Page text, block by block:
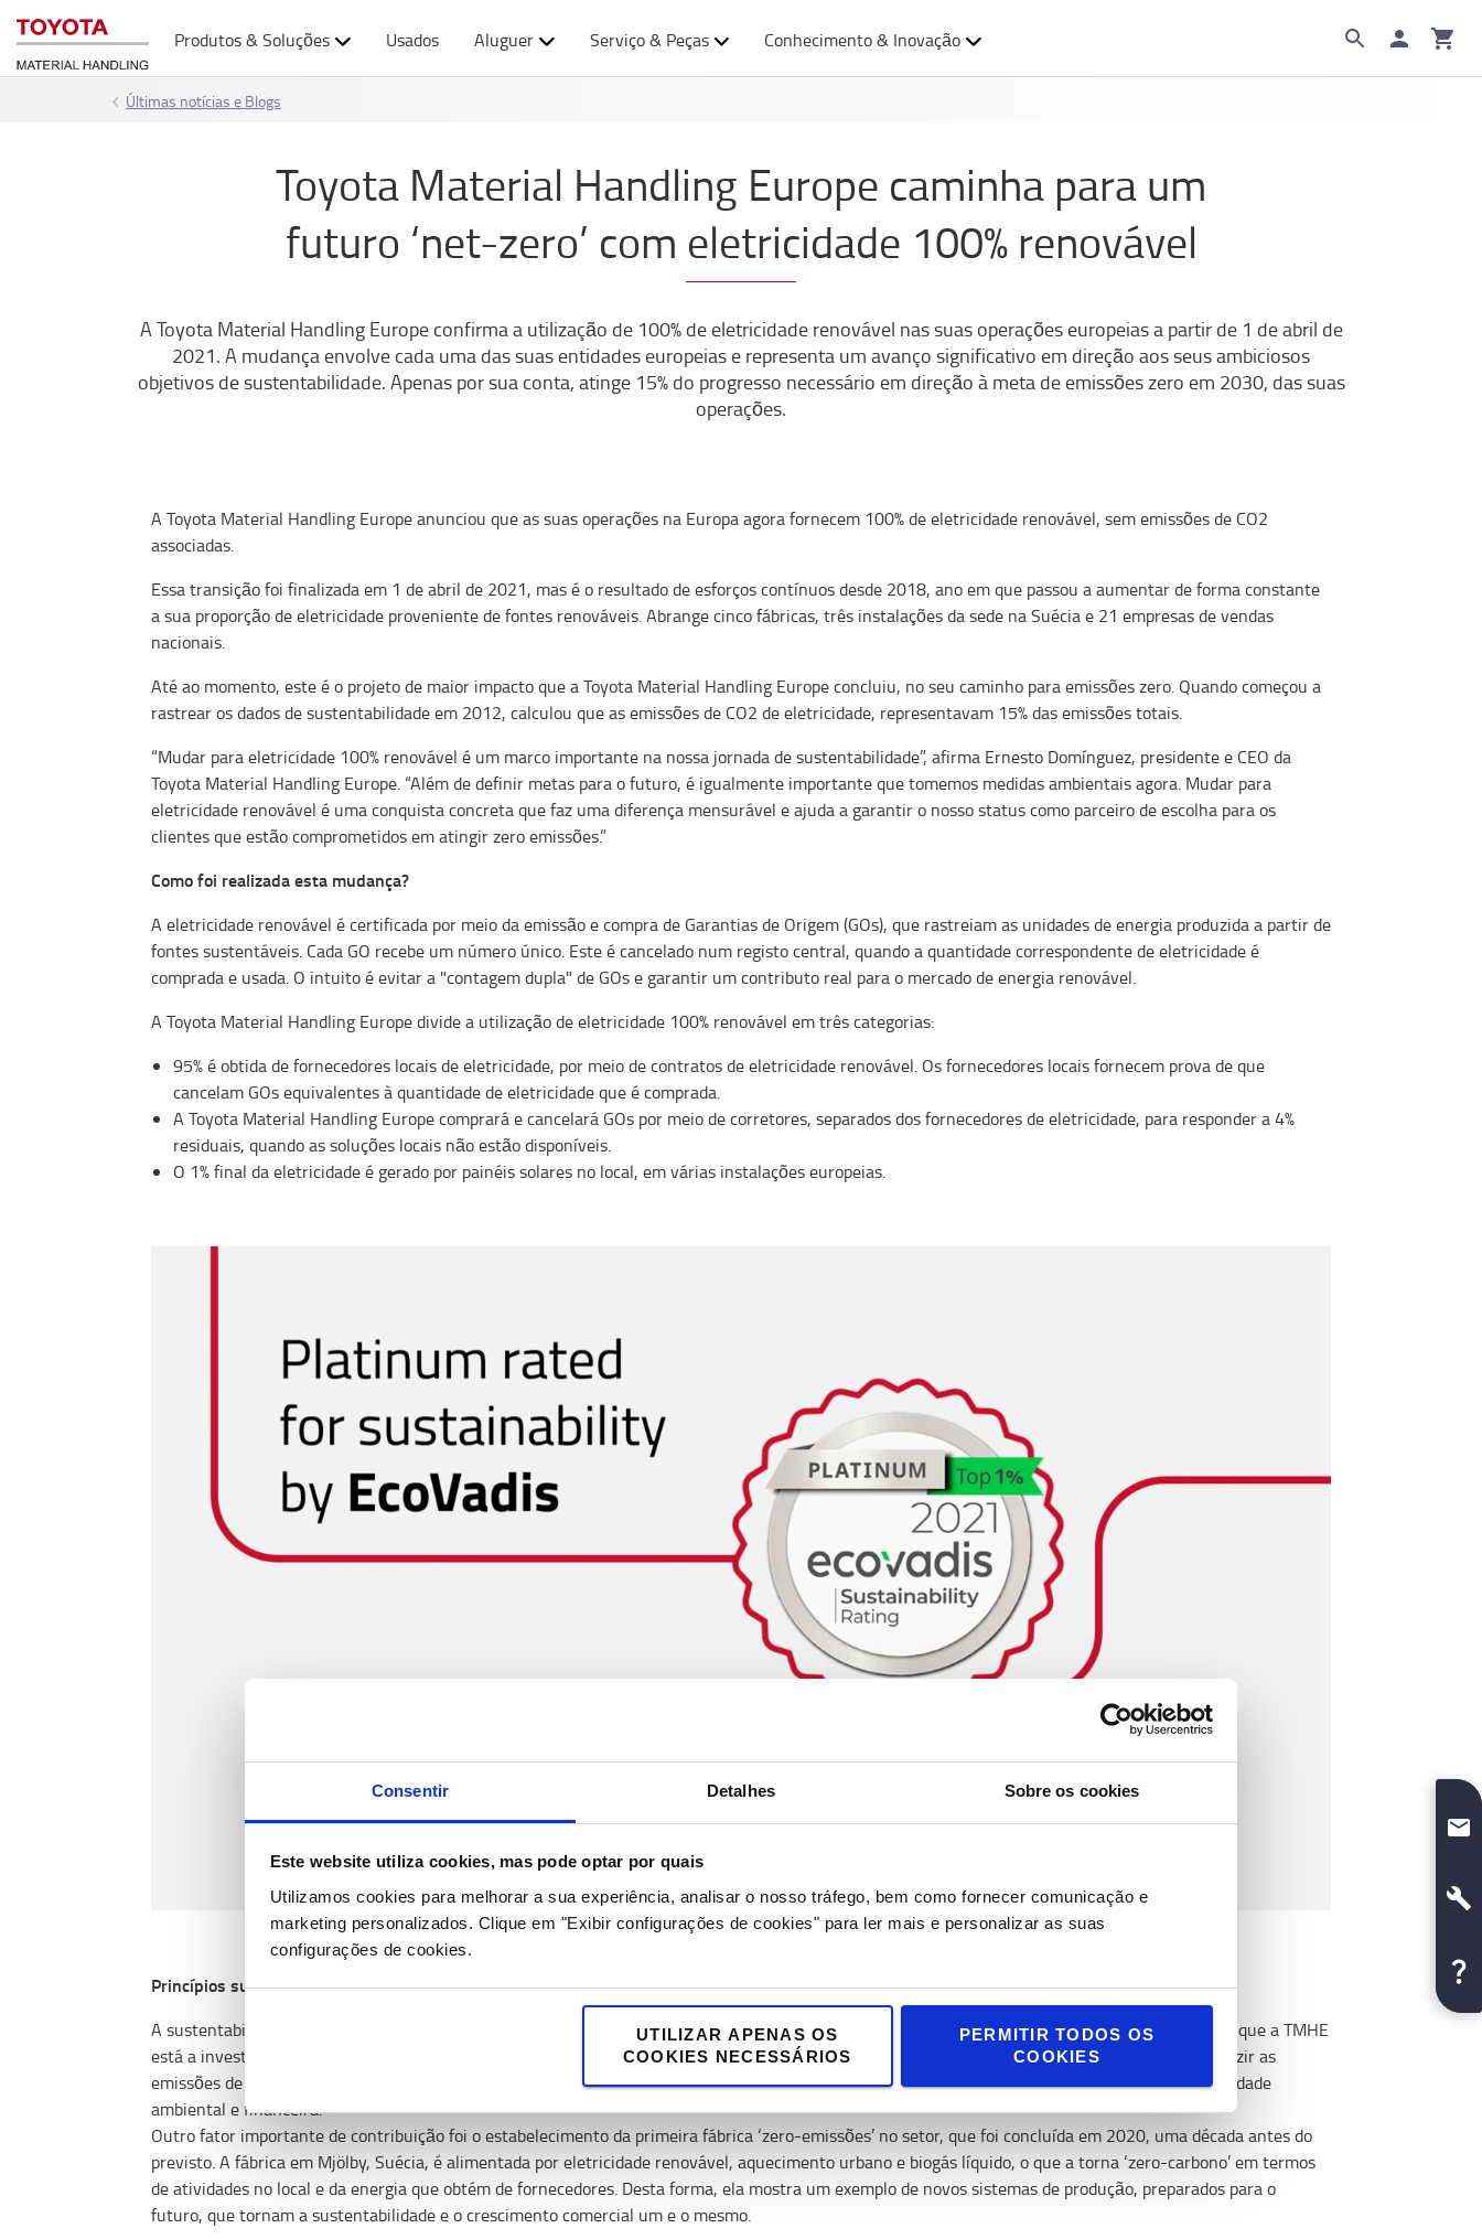
Consentir Detalhes Sobre os cookies
Este website utiliza cookies, mas pode optar por quais
Utilizamos cookies para melhorar a sua experiência, analisar o nosso tráfego, bem como fornecer comunicação e
marketing personalizados. Clique em "Exibir configurações de cookies" para ler mais e personalizar as suas
configurações de cookies.
UTILIZAR APENAS OS
COOKIES NECESSÁRIOS
PERMITIR TODOS OS
COOKIES
Produtos & Soluções Usados Aluguer Serviço & Peças Conhecimento & Inovação
Últimas notícias e Blogs
Toyota Material Handling Europe caminha para um
futuro ‘net-zero’ com eletricidade 100% renovável
A Toyota Material Handling Europe confirma a utilização de 100% de eletricidade renovável nas suas operações europeias a partir de 1 de abril de
2021. A mudança envolve cada uma das suas entidades europeias e representa um avanço significativo em direção aos seus ambiciosos
objetivos de sustentabilidade. Apenas por sua conta, atinge 15% do progresso necessário em direção à meta de emissões zero em 2030, das suas
operações.
A Toyota Material Handling Europe anunciou que as suas operações na Europa agora fornecem 100% de eletricidade renovável, sem emissões de CO2
associadas.
Essa transição foi finalizada em 1 de abril de 2021, mas é o resultado de esforços contínuos desde 2018, ano em que passou a aumentar de forma constante
a sua proporção de eletricidade proveniente de fontes renováveis. Abrange cinco fábricas, três instalações da sede na Suécia e 21 empresas de vendas
nacionais.
Até ao momento, este é o projeto de maior impacto que a Toyota Material Handling Europe concluiu, no seu caminho para emissões zero. Quando começou a
rastrear os dados de sustentabilidade em 2012, calculou que as emissões de CO2 de eletricidade, representavam 15% das emissões totais.
“Mudar para eletricidade 100% renovável é um marco importante na nossa jornada de sustentabilidade”, afirma Ernesto Domínguez, presidente e CEO da
Toyota Material Handling Europe. “Além de definir metas para o futuro, é igualmente importante que tomemos medidas ambientais agora. Mudar para
eletricidade renovável é uma conquista concreta que faz uma diferença mensurável e ajuda a garantir o nosso status como parceiro de escolha para os
clientes que estão comprometidos em atingir zero emissões.”
Como foi realizada esta mudança?
A eletricidade renovável é certificada por meio da emissão e compra de Garantias de Origem (GOs), que rastreiam as unidades de energia produzida a partir de
fontes sustentáveis. Cada GO recebe um número único. Este é cancelado num registo central, quando a quantidade correspondente de eletricidade é
comprada e usada. O intuito é evitar a "contagem dupla" de GOs e garantir um contributo real para o mercado de energia renovável.
A Toyota Material Handling Europe divide a utilização de eletricidade 100% renovável em três categorias:
95% é obtida de fornecedores locais de eletricidade, por meio de contratos de eletricidade renovável. Os fornecedores locais fornecem prova de que
cancelam GOs equivalentes à quantidade de eletricidade que é comprada.
A Toyota Material Handling Europe comprará e cancelará GOs por meio de corretores, separados dos fornecedores de eletricidade, para responder a 4%
residuais, quando as soluções locais não estão disponíveis.
O 1% final da eletricidade é gerado por painéis solares no local, em várias instalações europeias.
Princípios sustentáveis na prática
A sustentabilidade está no centro da cultura e das prioridades corporativas. Mudar para eletricidade renovável é um dos mais de 200 projetos em que a TMHE
está a investir para aumentar a eficiência energética e reduzir as emissões. Juntos, estes projetos permitiram a toda a organização europeia reduzir as
emissões de CO2 em 29% desde 2012. O programa de energia permitiu uma redução de 10% no gasto de energia, contribuindo para a sustentabilidade
ambiental e financeira.
Outro fator importante de contribuição foi o estabelecimento da primeira fábrica ‘zero-emissões’ no setor, que foi concluída em 2020, uma década antes do
previsto. A fábrica em Mjölby, Suécia, é alimentada por eletricidade renovável, aquecimento urbano e biogás líquido, o que a torna ‘zero-carbono’ em termos
de atividades no local e da energia que obtém de fornecedores. Desta forma, ela mostra um exemplo de novos sistemas de produção, preparados para o
futuro, que tornam a sustentabilidade e o crescimento comercial um e o mesmo.